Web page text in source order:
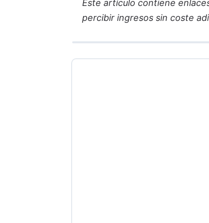
Este artículo contiene
percibir ingresos sin coste